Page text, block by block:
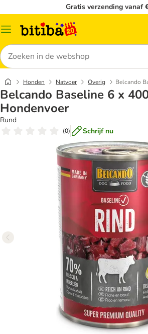
Gratis verzending vanaf
Catalogusmenu
Zoeken
Honden Natvoer Overig Belcando
Belcando Baseline 6 x
Hondenvoer
Rund
(0) Schrijf nu